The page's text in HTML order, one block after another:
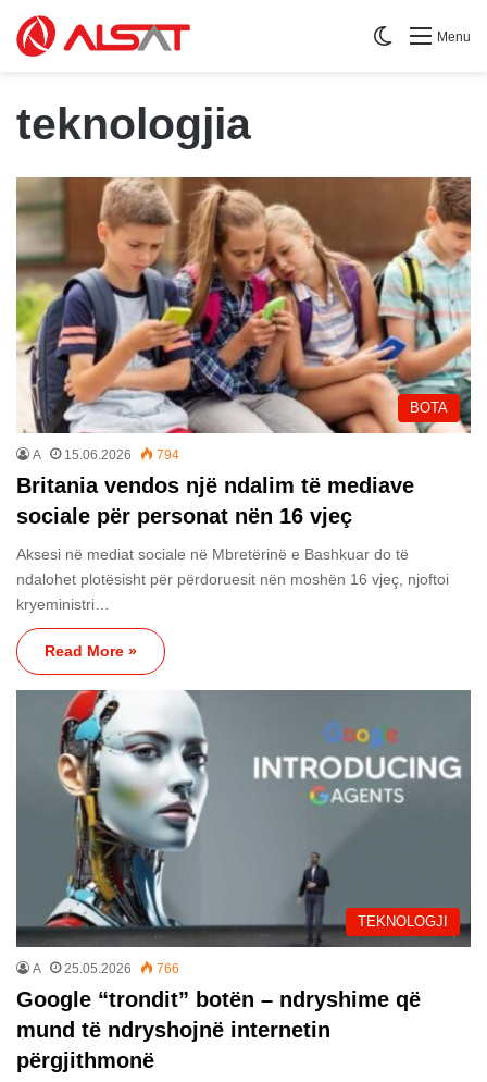
Menu
Switch skin
teknologjia
BOTA
A 15.06.2026 794
Britania vendos një ndalim të mediave
sociale për personat nën 16 vjeç
Aksesi në mediat sociale në Mbretërinë e Bashkuar do të
ndalohet plotësisht për përdoruesit nën moshën 16 vjeç, njoftoi
kryeministri…
Read More »
TEKNOLOGJI
A 25.05.2026 766
Google “trondit” botën – ndryshime që
mund të ndryshojnë internetin
përgjithmonë